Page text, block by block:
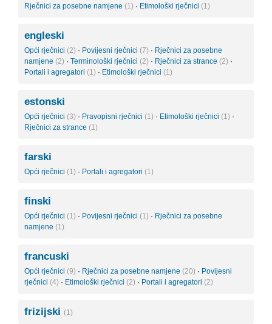
Rječnici za posebne namjene (1) · Etimološki rječnici (1)
engleski
Opći rječnici (2) · Povijesni rječnici (7) · Rječnici za posebne
namjene (2) · Terminološki rječnici (2) · Rječnici za strance (2) ·
Portali i agregatori (1) · Etimološki rječnici (1)
estonski
Opći rječnici (3) · Pravopisni rječnici (1) · Etimološki rječnici (1) ·
Rječnici za strance (1)
farski
Opći rječnici (1) · Portali i agregatori (1)
finski
Opći rječnici (1) · Povijesni rječnici (1) · Rječnici za posebne
namjene (1)
francuski
Opći rječnici (9) · Rječnici za posebne namjene (20) · Povijesni
rječnici (4) · Etimološki rječnici (2) · Portali i agregatori (2)
frizijski (1)